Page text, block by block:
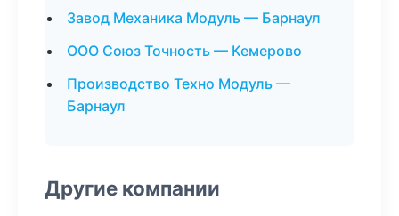
Завод Механика Модуль — Барнаул
ООО Союз Точность — Кемерово
Производство Техно Модуль —
Барнаул
Другие компании